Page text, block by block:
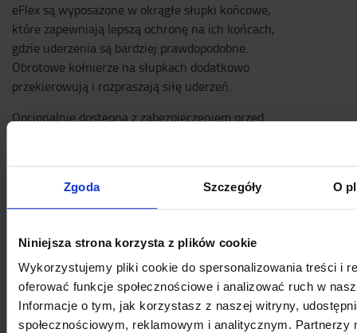
Zgoda Szczegóły O
Niniejsza strona korzysta z plików cookie
Wykorzystujemy pliki cookie do spersonalizowania treści i
oferować funkcje społecznościowe i analizować ruch w
Informacje o tym, jak korzystasz z naszej witryny,
społecznościowym, reklamowym i analitycznym. Partnerzy
eFlex są wyposażone w okrągłe słupki końcowe,
które zapewniają lepszą ochronę na ich końcach,
gdzie uderzenia są bardziej prawdopodobne.
Obrotowe kołnierze na słupkach dodatkowo
przekierowują i rozpraszają siłę uderzeń.
Opcjonalnie dostępna z zabezpieczeniem przed
Specyfikacja techniczna
pochłania energię do 27 314 dżuli przy kącie uderzenia
22,5°
Posiada trwałą barwę na całej grubości materiału
odporną na działanie promieni UV
Specyfikacja